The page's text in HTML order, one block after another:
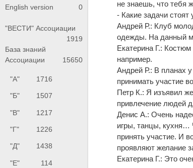
English version 0
"ВЕСТИ" Ассоциации
1919
База знаний
Ассоциации
15650
"А" 1716
"Б" 1507
"В" 1217
"Г" 1226
"Д" 1438
"Е" 114
не знаешь, что тебя
- Какие задачи стоят
Андрей Р.: Клуб
одежды. На данный
Екатерина Г.:
например.
Андрей Р.: В планах
принимать участие
Петр К.: Я изъявил
привлечение людей
Денис А.: Очень
игры, танцы, кухня…
принять участие. И
проявляют желание
Екатерина Г.: Это